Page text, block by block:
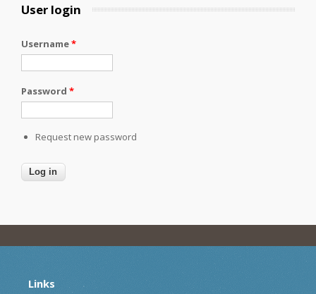
User login
Username*
Password *
Request new password
Links